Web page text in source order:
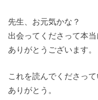
先生、お元気かな？
出会ってくださって本当
ありがとうございます。
これを読んでくださって
ありがとう。